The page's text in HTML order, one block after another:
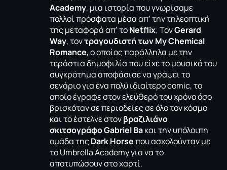
Academy, μια ιστορία που γνωρίσαμε
πολλοί πρόσφατα μέσα απ’ την τηλεοπτική
της μεταφορά απ’ τοNetflix; ΤονGerard
Way, τοντραγουδιστή τωνMyChemical
Romance, ο οποίος παράλληλα με την
τεράστια δημοφιλία που είχε το μουσικό του
συγκρότημα αποφάσισε να γράψει το
σενάριο για ένα πολύ ιδιαίτερο comic, το
οποίο έγραφε στον ελεύθερό του χρόνο όσο
βρισκόταν σε περιοδείες σε όλο τον κόσμο
και το έστελνε στονβραζιλιάνο
σκιτσογράφοGabrielBaκαι την υπόλοιπη
ομάδα τηςDarkHorseπου ασχολούνταν με
το Umbrella Academy για να το
αποτυπώσουν στο χαρτί.